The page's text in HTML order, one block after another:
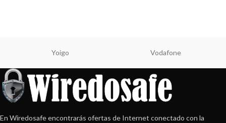
Yoigo Vodafone
En Wiredosafe encontrarás ofertas de Internet conectado con la